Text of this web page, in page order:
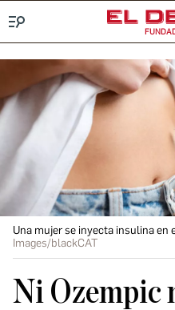
Una mujer se inyecta insulina en
Images/blackCAT
Ni Ozempic